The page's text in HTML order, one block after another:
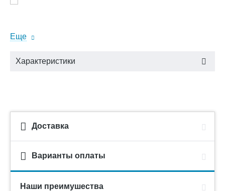
Фотокерамическое покрытие
Самый передовой тип покрытия. Поверх керамического
прилипания грязи к поверхности панелей. Благодаря этому
Еще
Характеристики
Доставка
Варианты оплаты
Наши преимушества